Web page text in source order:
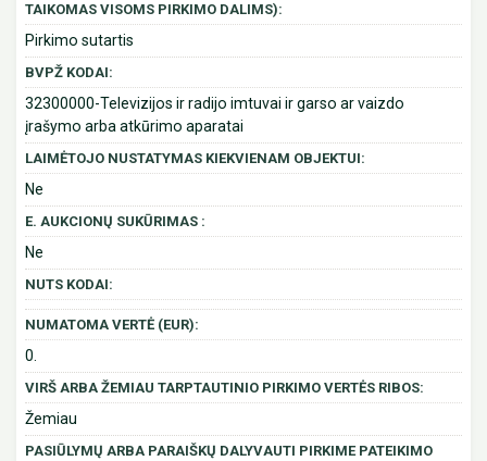
TAIKOMAS VISOMS PIRKIMO DALIMS):
Pirkimo sutartis
BVPŽ KODAI:
32300000-Televizijos ir radijo imtuvai ir garso ar vaizdo
įrašymo arba atkūrimo aparatai
LAIMĖTOJO NUSTATYMAS KIEKVIENAM OBJEKTUI:
Ne
E. AUKCIONŲ SUKŪRIMAS :
Ne
NUTS KODAI:
NUMATOMA VERTĖ (EUR):
0.
VIRŠ ARBA ŽEMIAU TARPTAUTINIO PIRKIMO VERTĖS RIBOS:
Žemiau
PASIŪLYMŲ ARBA PARAIŠKŲ DALYVAUTI PIRKIME PATEIKIMO